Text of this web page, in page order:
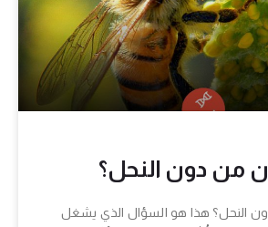
من دون النحل؟
النحل؟ هذا هو السؤال الذي يشغل